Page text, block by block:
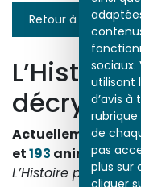
sociaux.
utilisant
d’avis
rubrique
de
pas
plus sur
cliquer
Retour à la liste
décrypte
Actuellement en
et193 animations.
L’Histoire par